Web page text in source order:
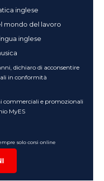
inglese
mondo del lavoro
inglese
dichiaro di acconsentire
in conformità
commerciali e promozionali
MyES
solo corsi online